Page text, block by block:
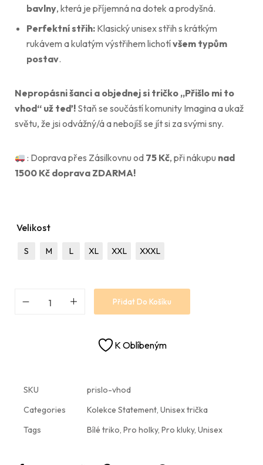
bavlny, která je příjemná na dotek a prodyšná.
Perfektní střih: Klasický unisex střih s krátkým
rukávem a kulatým výstřihem lichotívšem typům
postav.
Nepropásni šanci a objednej si tričko „Přišlo mi to
vhod“ už teď! Staň se součástí komunity Imagina a ukaž
světu, že jsi odvážný/á a nebojíš se jít si za svými sny.
: Doprava přes Zásilkovnu od 75 Kč, při nákupu nad
1500 Kč doprava ZDARMA!
Velikost
S M L XL XXL XXXL
Přidat Do Košíku
K Oblíbeným
SKU
prislo-vhod
Categories
Kolekce Statement, Unisex trička
Tags
Bílé triko, Pro holky, Pro kluky, Unisex